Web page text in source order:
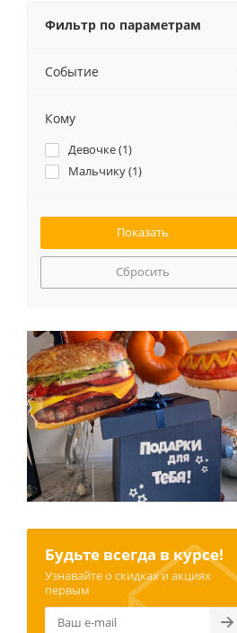
Фильтр по параметрам
Событие
Кому
Девочке (1)
Мальчику (1)
Сбросить
Будьте всегда в курсе!
Узнавайте о скидках и акциях
первым